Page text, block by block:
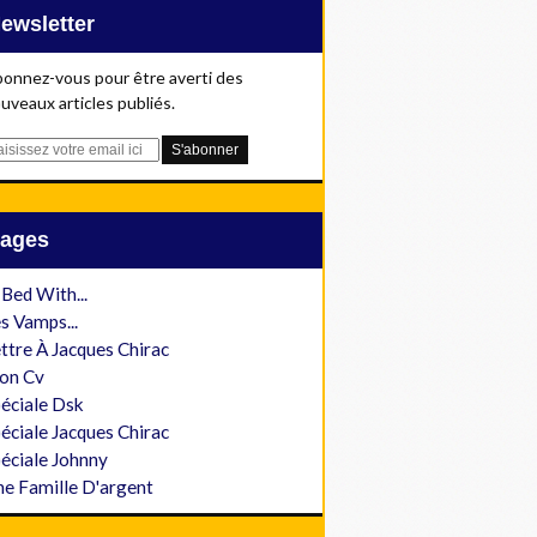
Newsletter
vous pour être averti des
articles publiés.
Pages
With...
Vamps...
À Jacques Chirac
Cv
Dsk
Jacques Chirac
Johnny
Famille D'argent